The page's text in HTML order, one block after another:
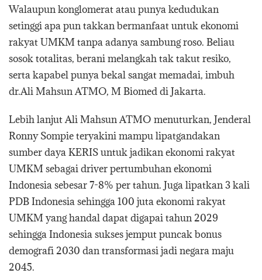
Walaupun konglomerat atau punya kedudukan
setinggi apa pun takkan bermanfaat untuk ekonomi
rakyat UMKM tanpa adanya sambung roso. Beliau
sosok totalitas, berani melangkah tak takut resiko,
serta kapabel punya bekal sangat memadai, imbuh
dr.Ali Mahsun ATMO, M Biomed di Jakarta.
Lebih lanjut Ali Mahsun ATMO menuturkan, Jenderal
Ronny Sompie teryakini mampu lipatgandakan
sumber daya KERIS untuk jadikan ekonomi rakyat
UMKM sebagai driver pertumbuhan ekonomi
Indonesia sebesar 7-8% per tahun. Juga lipatkan 3 kali
PDB Indonesia sehingga 100 juta ekonomi rakyat
UMKM yang handal dapat digapai tahun 2029
sehingga Indonesia sukses jemput puncak bonus
demografi 2030 dan transformasi jadi negara maju
2045.